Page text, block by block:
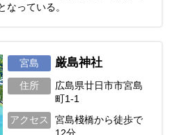
なっている。
宮島 厳島神社
住所
広島県廿日市市宮島
町1-1
アクセス
宮島棧橋から徒歩で